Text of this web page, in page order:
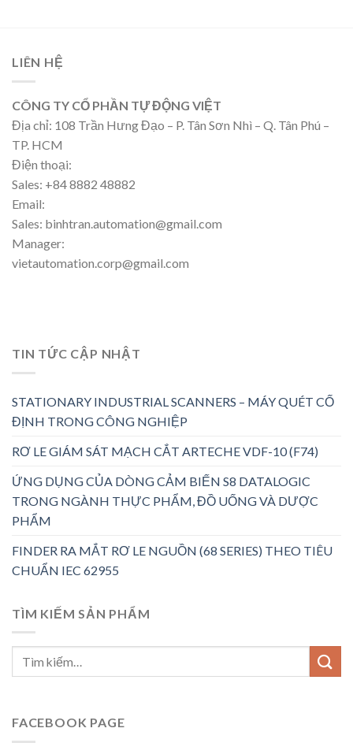
LIÊN HỆ
CÔNG TY CỔ PHẦN TỰ ĐỘNG VIỆT
Địa chỉ: 108 Trần Hưng Đạo – P. Tân Sơn Nhì – Q. Tân Phú –
TP. HCM
Điện thoại:
Sales: +84 8882 48882
Email:
Sales: binhtran.automation@gmail.com
Manager:
vietautomation.corp@gmail.com
TIN TỨC CẬP NHẬT
STATIONARY INDUSTRIAL SCANNERS – MÁY QUÉT CỐ
ĐỊNH TRONG CÔNG NGHIỆP
RƠ LE GIÁM SÁT MẠCH CẮT ARTECHE VDF-10 (F74)
ỨNG DỤNG CỦA DÒNG CẢM BIẾN S8 DATALOGIC
TRONG NGÀNH THỰC PHẨM, ĐỒ UỐNG VÀ DƯỢC
PHẨM
FINDER RA MẮT RƠ LE NGUỒN (68 SERIES) THEO TIÊU
CHUẨN IEC 62955
TÌM KIẾM SẢN PHẨM
FACEBOOK PAGE